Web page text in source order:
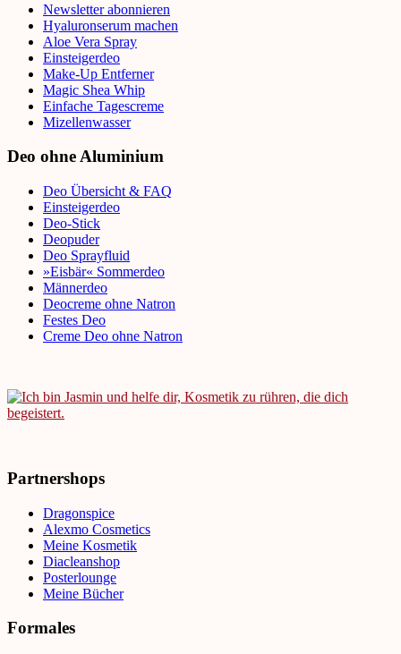
Newsletter abonnieren
Hyaluronserum machen
Aloe Vera Spray
Einsteigerdeo
Make-Up Entferner
Magic Shea Whip
Einfache Tagescreme
Mizellenwasser
Deo ohne Aluminium
Deo Übersicht & FAQ
Einsteigerdeo
Deo-Stick
Deopuder
Deo Sprayfluid
»Eisbär« Sommerdeo
Männerdeo
Deocreme ohne Natron
Festes Deo
Creme Deo ohne Natron
Partnershops
Dragonspice
Alexmo Cosmetics
Meine Kosmetik
Diacleanshop
Posterlounge
Meine Bücher
Formales